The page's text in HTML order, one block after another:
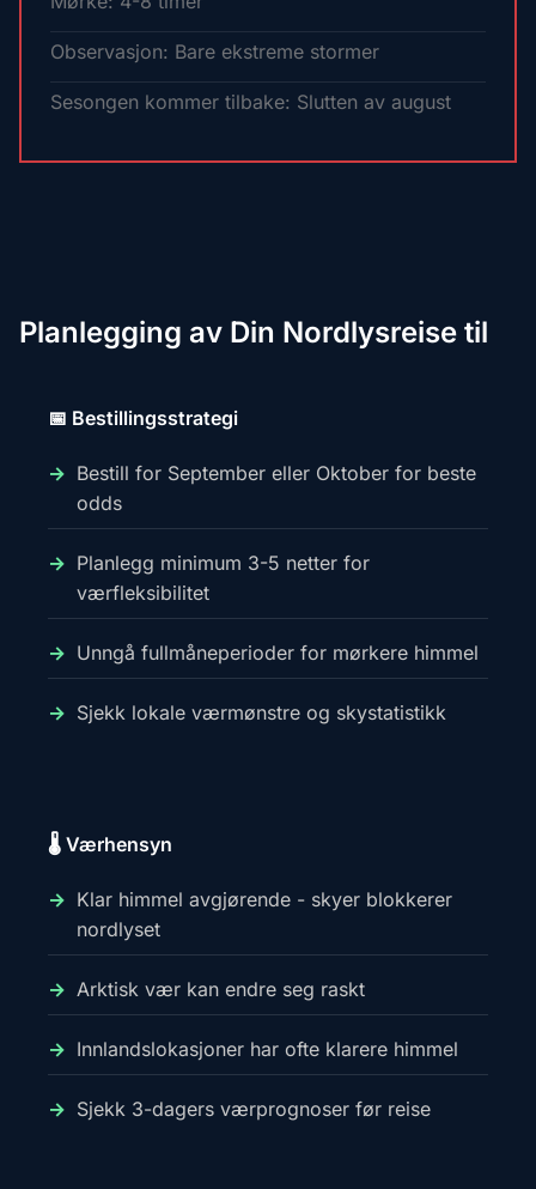
Observasjon: Bare ekstreme stormer
Sesongen kommer tilbake: Slutten av august
Planlegging av Din Nordlysreise til
📅 Bestillingsstrategi
Bestill for September eller Oktober for beste
odds
Planlegg minimum 3-5 netter for
værfleksibilitet
Unngå fullmåneperioder for mørkere himmel
Sjekk lokale værmønstre og skystatistikk
🌡️ Værhensyn
Klar himmel avgjørende - skyer blokkerer
nordlyset
Arktisk vær kan endre seg raskt
Innlandslokasjoner har ofte klarere himmel
Sjekk 3-dagers værprognoser før reise